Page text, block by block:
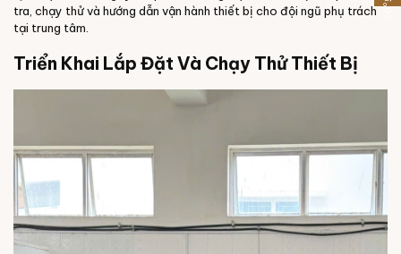
tra, chạy thử và hướng dẫn vận hành thiết bị cho đội ngũ phụ trách
tại trung tâm.
Triển Khai Lắp Đặt Và Chạy Thử Thiết Bị